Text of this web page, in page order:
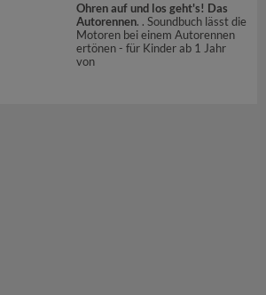
Ohren auf und los geht's! Das
Autorennen. . Soundbuch lässt die
Motoren bei einem Autorennen
ertönen - für Kinder ab 1 Jahr
von